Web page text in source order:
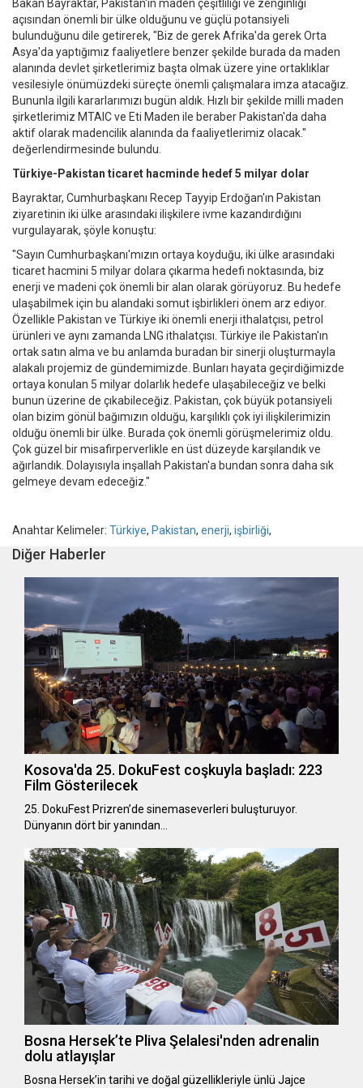
Bakan Bayraktar, Pakistan'ın maden çeşitliliği ve zenginliği
açısından önemli bir ülke olduğunu ve güçlü potansiyeli
bulunduğunu dile getirerek, "Biz de gerek Afrika'da gerek Orta
Asya'da yaptığımız faaliyetlere benzer şekilde burada da maden
alanında devlet şirketlerimiz başta olmak üzere yine ortaklıklar
vesilesiyle önümüzdeki süreçte önemli çalışmalara imza atacağız.
Bununla ilgili kararlarımızı bugün aldık. Hızlı bir şekilde milli maden
şirketlerimiz MTAIC ve Eti Maden ile beraber Pakistan'da daha
aktif olarak madencilik alanında da faaliyetlerimiz olacak."
değerlendirmesinde bulundu.
Türkiye-Pakistan ticaret hacminde hedef 5 milyar dolar
Bayraktar, Cumhurbaşkanı Recep Tayyip Erdoğan'ın Pakistan
ziyaretinin iki ülke arasındaki ilişkilere ivme kazandırdığını
vurgulayarak, şöyle konuştu:
"Sayın Cumhurbaşkanı'mızın ortaya koyduğu, iki ülke arasındaki
ticaret hacmini 5 milyar dolara çıkarma hedefi noktasında, biz
enerji ve madeni çok önemli bir alan olarak görüyoruz. Bu hedefe
ulaşabilmek için bu alandaki somut işbirlikleri önem arz ediyor.
Özellikle Pakistan ve Türkiye iki önemli enerji ithalatçısı, petrol
ürünleri ve aynı zamanda LNG ithalatçısı. Türkiye ile Pakistan'ın
ortak satın alma ve bu anlamda buradan bir sinerji oluşturmayla
alakalı projemiz de gündemimizde. Bunları hayata geçirdiğimizde
ortaya konulan 5 milyar dolarlık hedefe ulaşabileceğiz ve belki
bunun üzerine de çıkabileceğiz. Pakistan, çok büyük potansiyeli
olan bizim gönül bağımızın olduğu, karşılıklı çok iyi ilişkilerimizin
olduğu önemli bir ülke. Burada çok önemli görüşmelerimiz oldu.
Çok güzel bir misafirperverlikle en üst düzeyde karşılandık ve
ağırlandık. Dolayısıyla inşallah Pakistan'a bundan sonra daha sık
gelmeye devam edeceğiz."
Anahtar Kelimeler: Türkiye, Pakistan, enerji, işbirliği,
Diğer Haberler
Kosova'da 25. DokuFest coşkuyla başladı: 223
Film Gösterilecek
25. DokuFest Prizren’de sinemaseverleri buluşturuyor.
Dünyanın dört bir yanından…
Bosna Hersek’te Pliva Şelalesi'nden adrenalin
dolu atlayışlar
Bosna Hersek’in tarihi ve doğal güzellikleriyle ünlü Jajce